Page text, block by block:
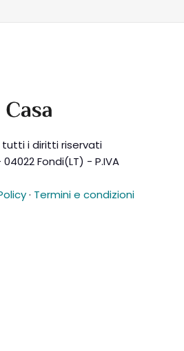
- tutti i diritti riservati
Fondi(LT) - P.IVA
· Termini e condizioni